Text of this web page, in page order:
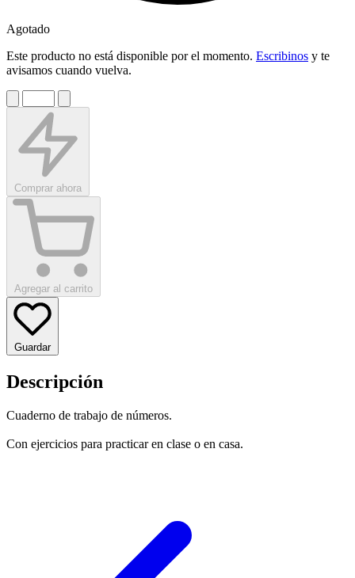
Agotado
Este producto no está disponible por el momento. Escribinos y te
avisamos cuando vuelva.
Comprar ahora
Agregar al carrito
Guardar
Descripción
Cuaderno de trabajo de números.
Con ejercicios para practicar en clase o en casa.